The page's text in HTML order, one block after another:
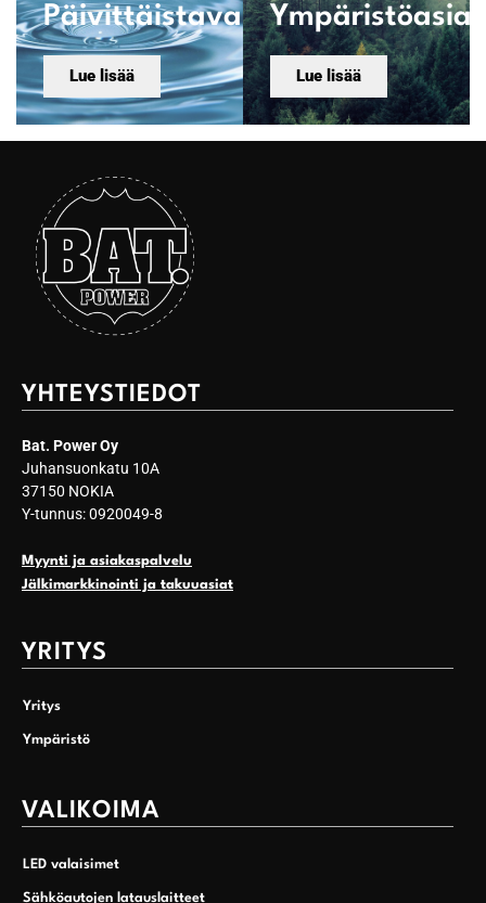
Päivittäistavara
Lue lisää
Ympäristöasiat
Lue lisää
YHTEYSTIEDOT
Bat. Power Oy
Juhansuonkatu 10A
37150 NOKIA
Y-tunnus: 0920049-8
Myynti ja asiakaspalvelu
Jälkimarkkinointi ja takuuasiat
YRITYS
Yritys
Ympäristö
VALIKOIMA
LED valaisimet
Sähköautojen latauslaitteet